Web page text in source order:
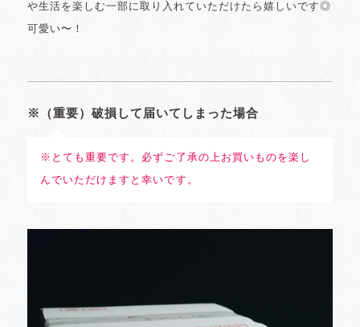
や生活を楽しむ一部に取り入れていただけたら嬉しいです◎
可愛い〜！
※（重要）破損して届いてしまった場合
※とても重要です。必ずご了承の上お買いものを楽し
んでいただけますと幸いです。